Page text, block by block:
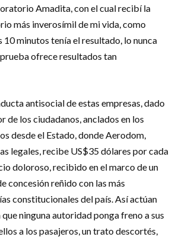
Amadita, con el cual recibí la
más inverosímil de mi vida, como
10 minutos tenía el resultado, lo nunca
ofrece resultados tan
antisocial de estas empresas, dado
de los ciudadanos, anclados en los
desde el Estado, donde Aerodom,
legales, recibe US$35 dólares por cada
doloroso, recibido en el marco de un
concesión reñido con las más
constitucionales del país. Así actúan
ninguna autoridad ponga freno a sus
a los pasajeros, un trato descortés,